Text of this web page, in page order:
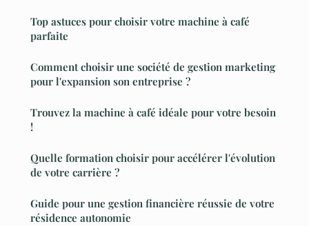
Top astuces pour choisir votre machine à café
parfaite
Comment choisir une société de gestion marketing
pour l'expansion son entreprise ?
Trouvez la machine à café idéale pour votre besoin
!
Quelle formation choisir pour accélérer l'évolution
de votre carrière ?
Guide pour une gestion financière réussie de votre
résidence autonomie